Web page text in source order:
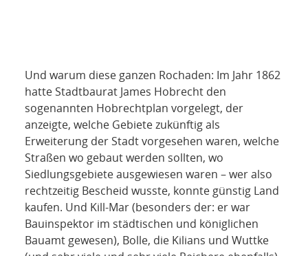
Und warum diese ganzen Rochaden: Im Jahr 1862
hatte Stadtbaurat James Hobrecht den
sogenannten Hobrechtplan vorgelegt, der
anzeigte, welche Gebiete zukünftig als
Erweiterung der Stadt vorgesehen waren, welche
Straßen wo gebaut werden sollten, wo
Siedlungsgebiete ausgewiesen waren – wer also
rechtzeitig Bescheid wusste, konnte günstig Land
kaufen. Und Kill-Mar (besonders der: er war
Bauinspektor im städtischen und königlichen
Bauamt gewesen), Bolle, die Kilians und Wuttke